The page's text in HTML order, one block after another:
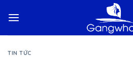
TIN TỨC